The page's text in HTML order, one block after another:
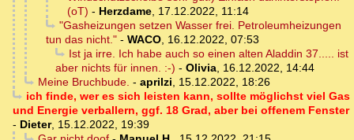
(oT) - Herzdame, 17.12.2022, 11:14
"Gasheizungen setzen Wasser frei. Petroleumheizungen
tun das nicht." - WACO, 16.12.2022, 07:53
Ist ja irre. Ich habe auch so einen alten Aladdin 37..... ist
aber nichts für innen. :-) - Olivia, 16.12.2022, 14:44
Meine Bruchbude. - aprilzi, 15.12.2022, 18:26
ich finde, wer es sich leisten kann, sollte möglichst viel Gas
und Energie verballern, ggf. 18 Grad, aber bei offenem Fenster
- Dieter, 15.12.2022, 19:39